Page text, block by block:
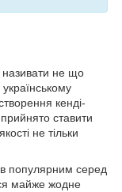
не що
кенді-
ставити
не тільки
популярним серед
майже жодне